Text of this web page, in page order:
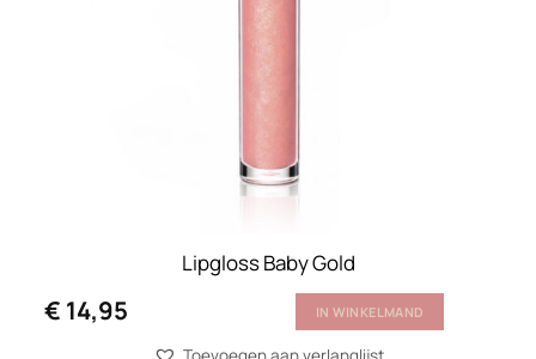
Lipgloss Baby Gold
€ 14,95 IN WINKELMAND